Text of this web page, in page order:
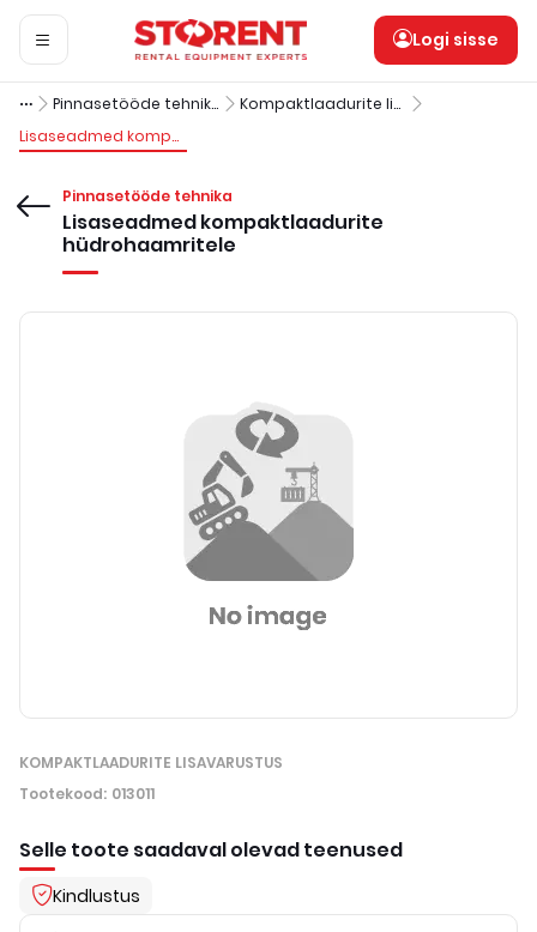
Logi sisse
Pinnasetööde tehnika
Kompaktlaadurite lisavarustus
Lisaseadmed kompaktlaadurite hüdrohaamritele
Pinnasetööde tehnika
Lisaseadmed kompaktlaadurite
hüdrohaamritele
KOMPAKTLAADURITE LISAVARUSTUS
Tootekood: 013011
Selle toote saadaval olevad teenused
Kindlustus